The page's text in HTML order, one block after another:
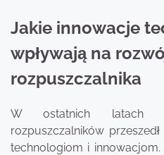
Jakie innowacje
wpływają na
rozpuszczalnika
W ostatnich latach
rozpuszczalników
technologiom i